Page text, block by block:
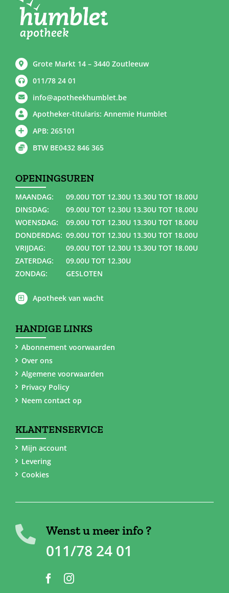
Grote Markt 14 – 3440 Zoutleeuw
011/78 24 01
info@apotheekhumblet.be
Apotheker-titularis: Annemie Humblet
APB: 265101
BTW BE0432 846 365
OPENINGSUREN
MAANDAG:
09.00U TOT 12.30U 13.30U TOT 18.00U
DINSDAG:
09.00U TOT 12.30U 13.30U TOT 18.00U
WOENSDAG:
09.00U TOT 12.30U 13.30U TOT 18.00U
DONDERDAG: 09.00U TOT 12.30U 13.30U TOT 18.00U
VRIJDAG:
09.00U TOT 12.30U 13.30U TOT 18.00U
ZATERDAG:
09.00U TOT 12.30U
ZONDAG:
GESLOTEN
Apotheek van wacht
HANDIGE LINKS
Abonnement voorwaarden
Over ons
Algemene voorwaarden
Privacy Policy
Neem contact op
KLANTENSERVICE
Mijn account
Levering
Cookies
Wenst u meer info ?
011/78 24 01